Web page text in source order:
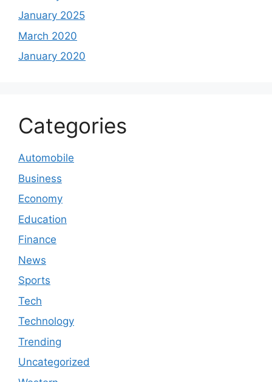
January 2025
March 2020
January 2020
Categories
Automobile
Business
Economy
Education
Finance
News
Sports
Tech
Technology
Trending
Uncategorized